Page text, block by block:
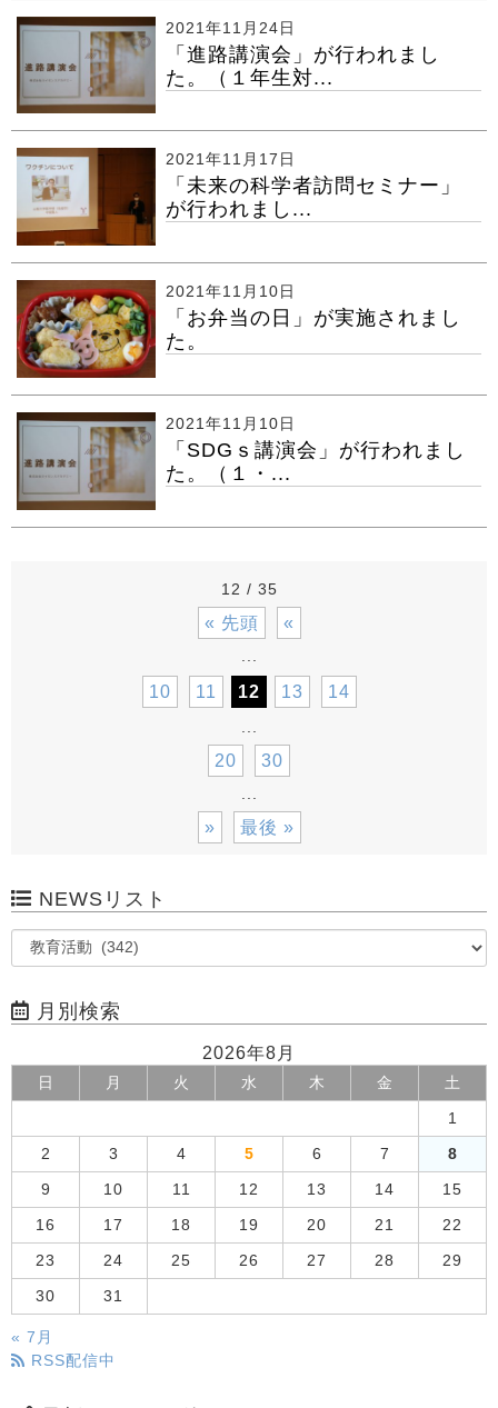
2021年11月24日
「進路講演会」が行われまし
た。（１年生対...
2021年11月17日
「未来の科学者訪問セミナー」
が行われまし...
2021年11月10日
「お弁当の日」が実施されまし
た。
2021年11月10日
「SDGｓ講演会」が行われまし
た。（１・...
12 / 35
« 先頭 «
10 11 12 13 14
20 30
» 最後 »
NEWSリスト
月別検索
2026年8月
日 月 火 水 木 金 土
1
2 3 4 5 6 7 8
9 10 11 12 13 14 15
16 17 18 19 20 21 22
23 24 25 26 27 28 29
30 31
« 7月
RSS配信中